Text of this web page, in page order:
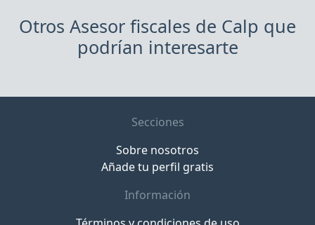
Otros Asesor fiscales de Calp que
podrían interesarte
Secciones
Sobre nosotros
Añade tu perfil gratis
Información